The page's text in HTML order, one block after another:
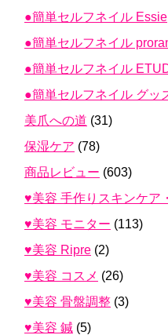
●簡単セルフネイル Essie
●簡単セルフネイル
●簡単セルフネイル
●簡単セルフネイル グッ
美爪への道 (31)
保湿ケア (78)
商品レビュー (603)
♥美容 手作りスキンケア
♥美容 モニター (113)
♥美容 Ripre (2)
♥美容 コスメ (26)
♥美容 骨盤調整 (3)
♥美容 鍼 (5)